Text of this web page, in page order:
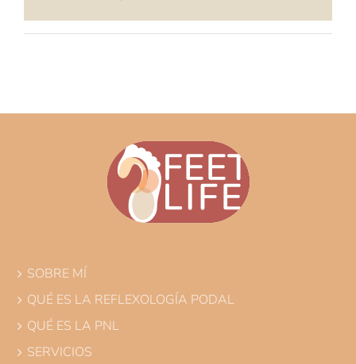
SOBRE MÍ
QUÉ ES LA REFLEXOLOGÍA PODAL
QUÉ ES LA PNL
SERVICIOS